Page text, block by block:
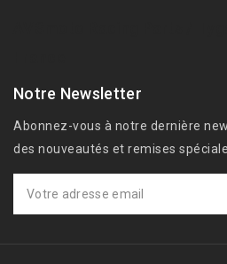
Notre Newsletter
Abonnez-vous à notre dernière
des nouveautés et remises